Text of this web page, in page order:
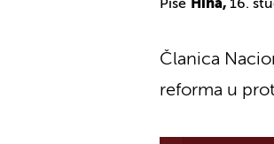
Piše Hina, 16.
Članica
reforma u